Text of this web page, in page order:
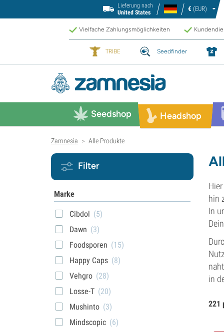
Lieferung nach
United States
€ (EUR)
Vielfache Zahlungsmöglichkeiten
TRIBE Seedfinder
Seedshop Headshop
Zamnesia > Alle Produkte
hin
In
in
221
Filter
Marke
Cibdol (5)
Dawn (3)
Foodsporen (15)
Happy Caps (8)
Vehgro (28)
Losse-T (20)
Mushinto (3)
Mindscopic (6)